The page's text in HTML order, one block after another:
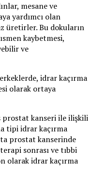
mesane ve
yardımcı olan
üretirler. Bu dokuların
kaybetmesi,
ve
idrar kaçırma
olarak ortaya
prostat kanseri ile ilişkili
tipi idrar kaçırma
prostat kanserinde
sonrası ve tıbbi
olarak idrar kaçırma